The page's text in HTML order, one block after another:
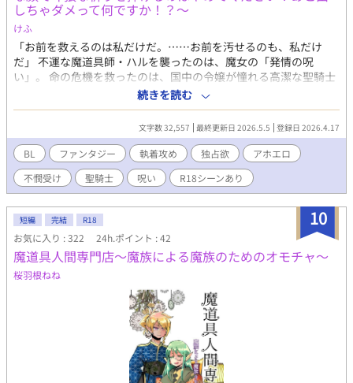
しちゃダメって何ですか！？～
けふ
「お前を救えるのは私だけだ。……お前を汚せるのも、私だけ
だ」 不運な魔道具師・ハルを襲ったのは、魔女の「発情の呪
い」。 命の危機を救ったのは、国中の令嬢が憧れる高潔な聖騎士
団長・セレスティアンだった。 だが、聖職者としての「浄化」
は、あまりに苛烈で、淫らすぎた！ 「孕みたまえ」と欲望まみれ
の祈りを囁かれ、魔道具の足枷で感度を極限まで跳ね上げられ、
さらには魔力による「許可なし絶頂禁止（寸止め）」の地獄ま
で……。 「これ、本当に治療なんですか……っ！？」 三日三晩、
聖剣（物理）でドロドロに開発されたハルのナカは、呪いが解け
た後も彼の「聖水」なしではいられない身体に作り替えられてい
て――。 「一生、私の側で浄化され続けろ。……拒むなら、また
新しい呪いでお前を縛るまでだ」 逃げ場なし、拒否権なし！ 高潔
な聖騎士の皮を被った「怪物」に一生管理される、聖なる地獄の
共依存BL、開幕。 ※キレイなアホエロを目指しました(???) ※♡
では喘がないです ※頭からっぽにして読んでください
続きを読む
文字数 32,557 最終更新日 2026.5.5 登録日 2026.4.17
BL ファンタジー 執着攻め 独占欲
アホエロ
不憫受け
聖騎士 呪い R18シーンあり
10
短編 完結 R18
お気に入り : 322 24h.ポイント : 42
魔道具人間専門店〜魔族による魔族のためのオモチャ〜
桜羽根ねね